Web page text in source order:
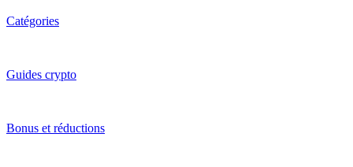
Catégories
Guides crypto
Bonus et réductions